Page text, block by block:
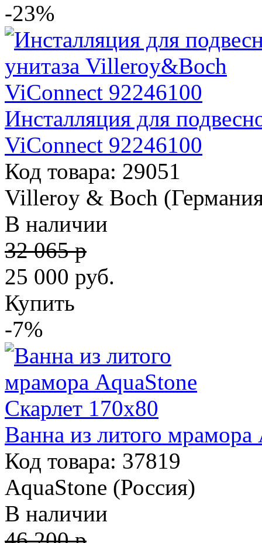
-23%
Инсталляция для
ViConnect 92246100
Код товара: 29051
Villeroy & Boch
В наличии
32 065 р
25 000 руб.
Купить
-7%
Ванна из литого
Код товара: 37819
AquaStone (Россия)
В наличии